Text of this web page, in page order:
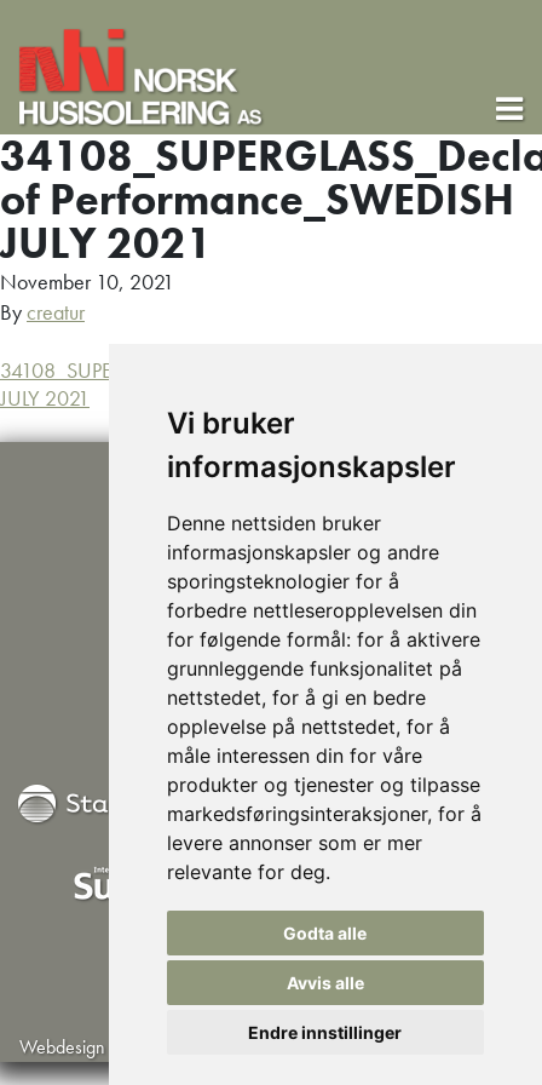
Vi bruker
informasjonskapsler
Denne nettsiden bruker
informasjonskapsler og andre
sporingsteknologier for å
forbedre nettleseropplevelsen din
for følgende formål: for å aktivere
grunnleggende funksjonalitet på
nettstedet, for å gi en bedre
opplevelse på nettstedet, for å
måle interessen din for våre
produkter og tjenester og tilpasse
markedsføringsinteraksjoner, for å
levere annonser som er mer
relevante for deg.
Godta alle
Avvis alle
Endre innstillinger
of Performance_SWEDISH
JULY 2021
November 10, 2021
Bycreatur
34108_SUPERGLASS_Declaration of Performance_SWEDISH
JULY 2021
post@nhusi.no
+47 907 76 420
948 80 685
Follow us on Facebook
Webdesign by Lindbak IT ©Norsk Husisolering AS